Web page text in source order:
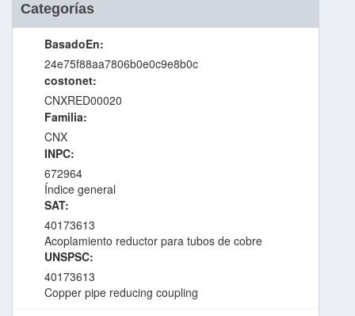
Categorías
BasadoEn:
24e75f88aa7806b0e0c9e8b0c
costonet:
CNXRED00020
Familia:
CNX
INPC:
672964
Índice general
SAT:
40173613
Acoplamiento reductor para tubos de cobre
UNSPSC:
40173613
Copper pipe reducing coupling